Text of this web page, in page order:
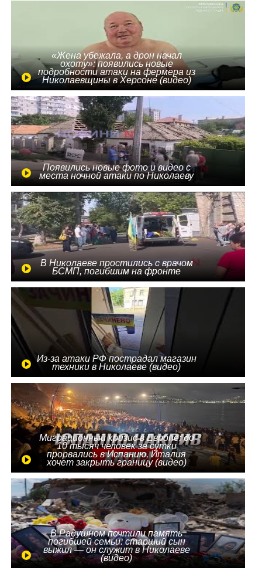
«Жена убежала, а дрон начал
охоту»: появились новые
подробности атаки на фермера из
Николаевщины в Херсоне (видео)
Появились новые фото и видео с
места ночной атаки по Николаеву
В Николаеве простились с врачом
БСМП, погибшим на фронте
Из-за атаки РФ пострадал магазин
техники в Николаеве (видео)
Миграционный кризис в Европе: до
10 тысяч человек за сутки
прорвались в Испанию, Италия
хочет закрыть границу (видео)
В Радушном почтили память
погибшей семьи: старший сын
выжил — он служит в Николаеве
(видео)